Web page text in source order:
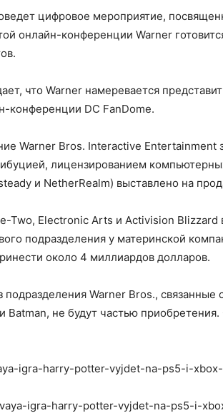
цифровое мероприятие,
онлайн-конференции Warner
что Warner намеревается
конференции DC FanDome.
Warner Bros. Interactive
лицензированием
и NetherRealm) выставлено на
Two, Electronic Arts и Activision Blizzard
подразделения у материнской
около 4 миллиардов долларов.
подразделения Warner Bros., связанные
Batman, не будут частью
igra-harry-potter-vyjdet-na-ps5-i-
igra-harry-potter-vyjdet-na-ps5-i-